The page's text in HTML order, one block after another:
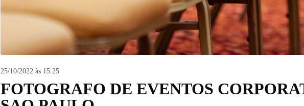
25/10/2022 às 15:25
FOTOGRAFO DE EVENTOS